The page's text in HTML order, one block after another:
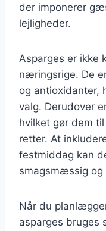
der imponerer
lejligheder.
Asparges er ikke
næringsrige. De
og antioxidanter,
valg. Derudover
hvilket gør dem
retter. At
festmiddag kan
smagsmæssig og
Når du
asparges bruges